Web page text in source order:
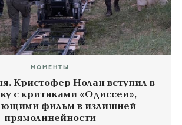
МОМЕНТЫ
Кристофер Нолан вступил в
с критиками «Одиссеи»,
фильм в излишней
прямолинейности